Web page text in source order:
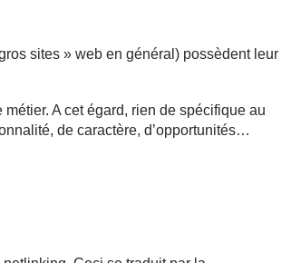
sites » web en général) possèdent leur
A cet égard, rien de spécifique au
de caractère, d’opportunités…